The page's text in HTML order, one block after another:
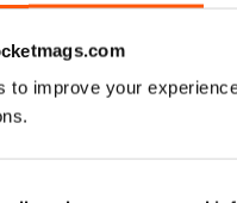
to improve your